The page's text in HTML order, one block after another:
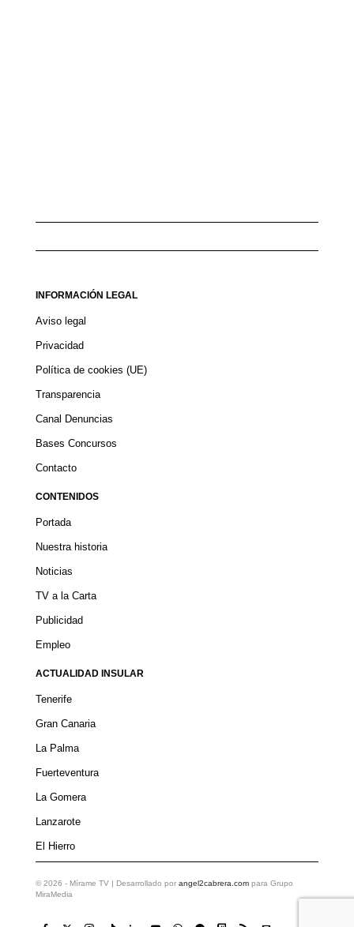
INFORMACIÓN LEGAL
Aviso legal
Privacidad
Política de cookies (UE)
Transparencia
Canal Denuncias
Bases Concursos
Contacto
CONTENIDOS
Portada
Nuestra historia
Noticias
TV a la Carta
Publicidad
Empleo
ACTUALIDAD INSULAR
Tenerife
Gran Canaria
La Palma
Fuerteventura
La Gomera
Lanzarote
El Hierro
© 2026 - Mírame TV | Desarrollado por angel2cabrera.compara Grupo
MiraMedia